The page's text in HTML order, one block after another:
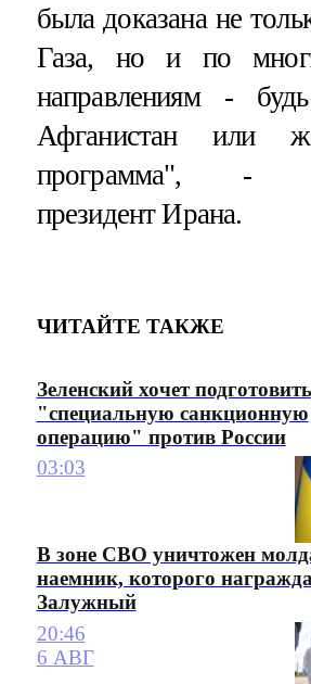
была доказана не
Газа, но и по
направлениям -
Афганистан или
программа", -
президент Ирана.
ЧИТАЙТЕ ТАКЖЕ
Зеленский хочет подготовить
"специальную санкционную
операцию" против России
03:03
В зоне СВО уничтожен
наемник, которого
Залужный
20:46
6 АВГ